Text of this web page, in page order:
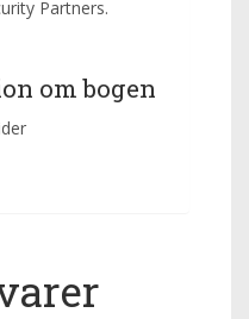
Partners.
om bogen